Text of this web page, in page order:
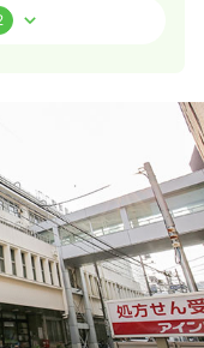
可
詳細を見る